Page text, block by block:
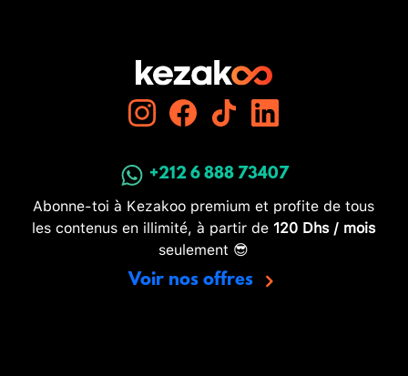
+212 6 888 73407
Abonne-toi à Kezakoo premium et profite de tous
les contenus en illimité, à partir de 120 Dhs / mois
seulement 😎
Voir nos offres